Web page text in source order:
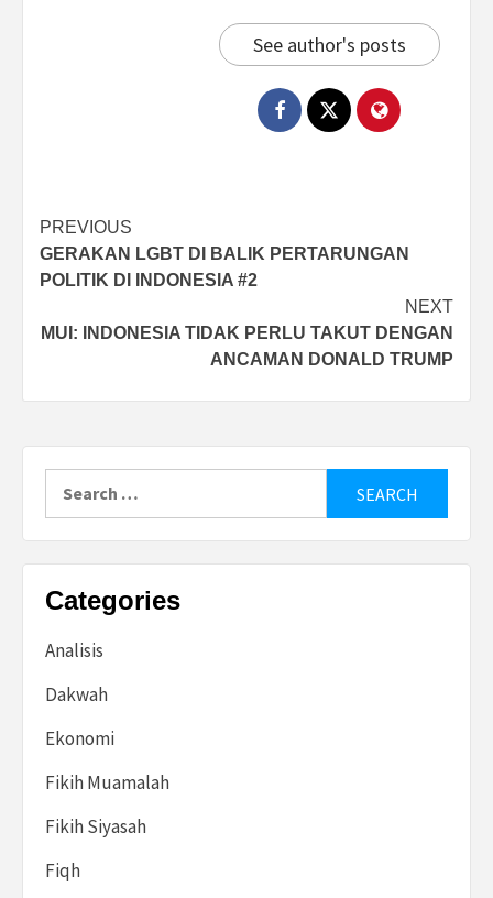
See author's posts
Post
navigation
PREVIOUS
GERAKAN LGBT DI BALIK PERTARUNGAN
POLITIK DI INDONESIA #2
NEXT
MUI: INDONESIA TIDAK PERLU TAKUT DENGAN
ANCAMAN DONALD TRUMP
Categories
Analisis
Dakwah
Ekonomi
Fikih Muamalah
Fikih Siyasah
Fiqh